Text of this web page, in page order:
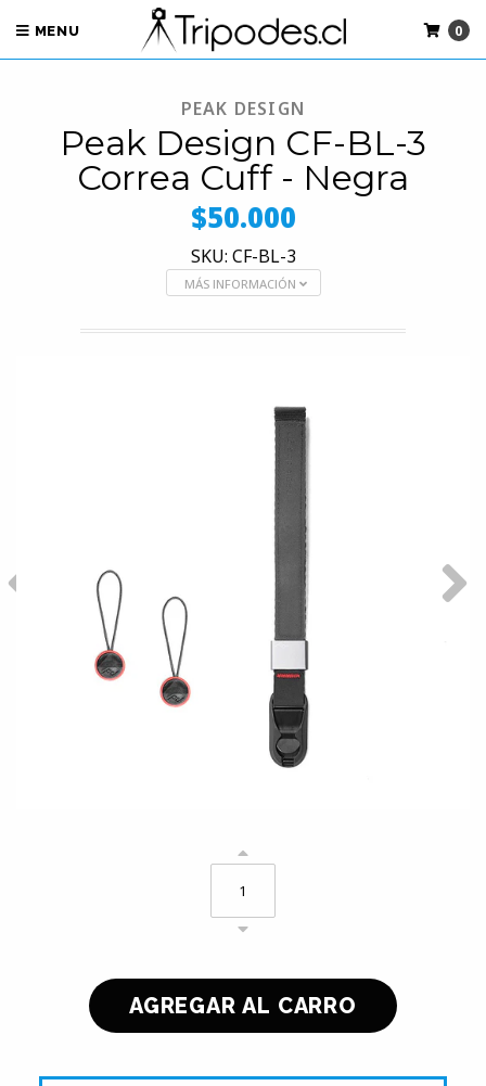
MENU 0
PEAK DESIGN
Peak Design CF-BL-3
Correa Cuff - Negra
$50.000
SKU: CF-BL-3
MÁS INFORMACIÓN